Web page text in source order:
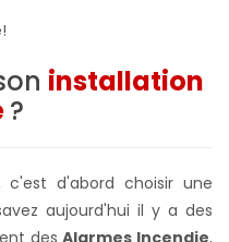
installation
?
c'est d'abord choisir une
aujourd'hui il y a des
desAlarmes Incendie,